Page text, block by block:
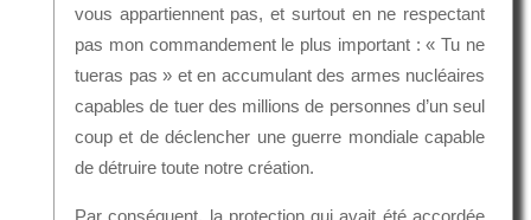
vous appartiennent pas, et surtout en ne respectant
pas mon commandement le plus important : « Tu ne
tueras pas » et en accumulant des armes nucléaires
capables de tuer des millions de personnes d’un seul
coup et de déclencher une guerre mondiale capable
de détruire toute notre création.